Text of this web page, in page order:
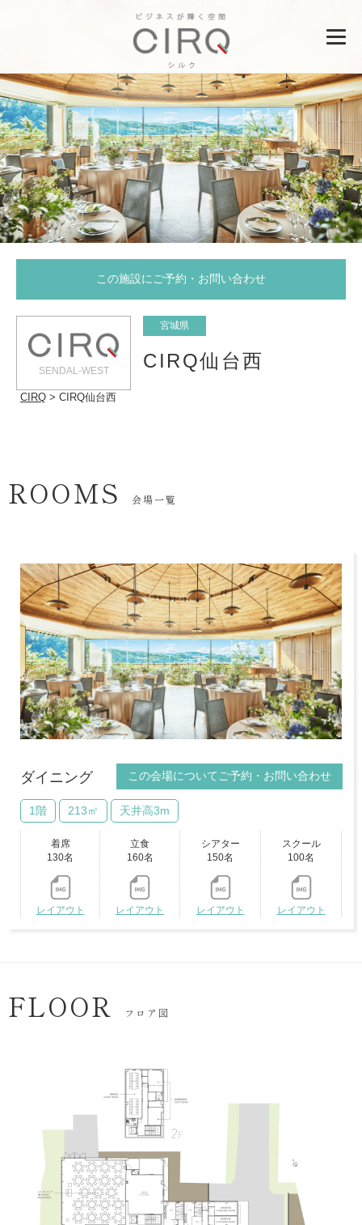
この施設にご予約・お問い合わせ
SENDAL-WEST
宮城県
CIRQ仙台西
CIRQ CIRQ仙台西
ROOMS 会場一覧
この会場についてご予約・お問い合わせ
ダイニング
1階 213㎡ 天井高3m
着席
130名
レイアウト
立食
160名
レイアウト
シアター
150名
レイアウト
スクール
100名
レイアウト
FLOOR フロア図